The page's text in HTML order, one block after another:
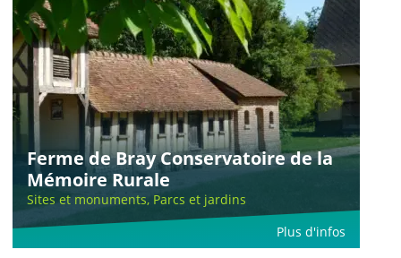
Ferme de Bray Conservatoire de la
Mémoire Rurale
Sites et monuments, Parcs et jardins
Plus d'infos